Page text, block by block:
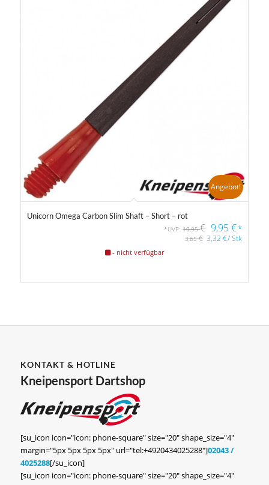
Unicorn Omega Carbon Slim Shaft – Short – rot
*UVP: 10,95€ 9,95€*
Angebot!
3,65€ 3,32€/Stk
- nicht verfügbar
KONTAKT & HOTLINE
Kneipensport Dartshop
[su_icon icon="icon: phone-square" size="20" shape_size="4"
margin="5px 5px 5px 5px" url="tel:+4920434025288"]02043 /
4025288[/su_icon]
[su_icon icon="icon: phone-square" size="20" shape_size="4"